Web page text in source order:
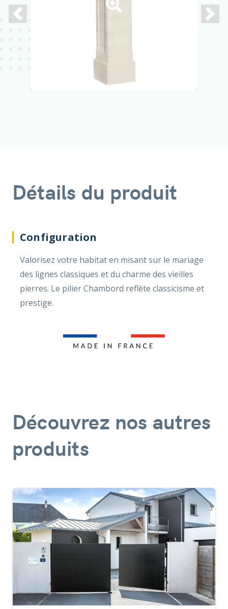
Previous Next
Détails du produit
Configuration
Valorisez votre habitat en misant sur le mariage
des lignes classiques et du charme des vieilles
pierres. Le pilier Chambord reflète classicisme et
prestige.
Découvrez nos autres
produits